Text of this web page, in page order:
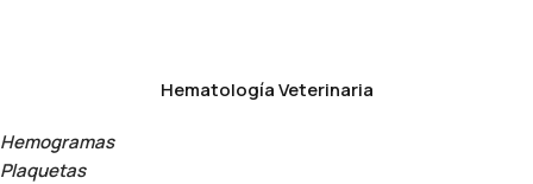
Hematología Veterinaria
Hemogramas
Plaquetas